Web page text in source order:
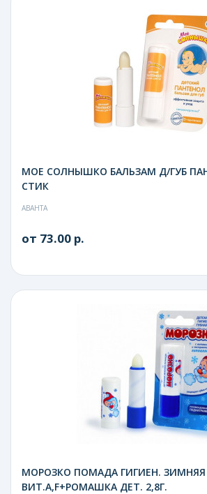
МОЕ СОЛНЫШКО БАЛЬЗАМ Д/ГУБ
СТИК
АВАНТА
от 73.00 р.
МОРОЗКО ПОМАДА ГИГИЕН. ЗИМНЯЯ
ВИТ.А,F+РОМАШКА ДЕТ. 2,8Г.